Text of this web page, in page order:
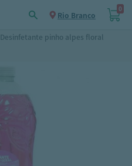
Rio Branco
0
Desinfetante pinho alpes floral